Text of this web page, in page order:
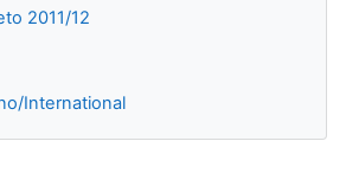
2011/12
International